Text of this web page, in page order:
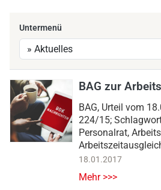
Untermenü
BAG zur
BAG, Urteil vom
224/15;
Personalrat,
18.01.2017
Mehr >>>